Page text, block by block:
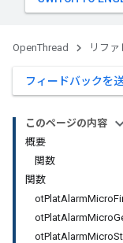
OpenThread リファ
フィードバックを
このページの内容
概要
関数
関数